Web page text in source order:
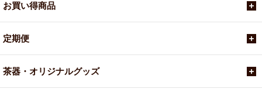
お買い得商品
定期便
茶器・オリジナルグッズ